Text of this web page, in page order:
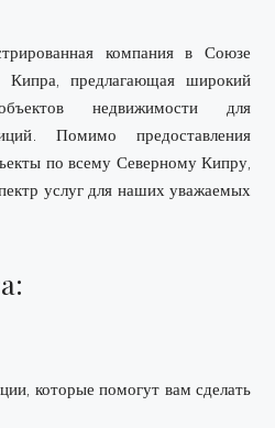
компания в Союзе
Кипра, предлагающая широкий
недвижимости для
Помимо предоставления
по всему Северному Кипру,
услуг для наших уважаемых
которые помогут вам сделать